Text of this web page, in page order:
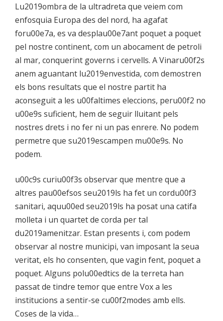
Lu2019ombra de la ultradreta que veiem com
enfosquia Europa des del nord, ha agafat
foru00e7a, es va desplau00e7ant poquet a poquet
pel nostre continent, com un abocament de petroli
al mar, conquerint governs i cervells. A Vinaru00f2s
anem aguantant lu2019envestida, com demostren
els bons resultats que el nostre partit ha
aconseguit a les u00faltimes eleccions, peru00f2 no
u00e9s suficient, hem de seguir lluitant pels
nostres drets i no fer ni un pas enrere. No podem
permetre que su2019escampen mu00e9s. No
podem.
u00c9s curiu00f3s observar que mentre que a
altres pau00efsos seu2019ls ha fet un cordu00f3
sanitari, aquu00ed seu2019ls ha posat una catifa
molleta i un quartet de corda per tal
du2019amenitzar. Estan presents i, com podem
observar al nostre municipi, van imposant la seua
veritat, els ho consenten, que vagin fent, poquet a
poquet. Alguns polu00edtics de la terreta han
passat de tindre temor que entre Vox a les
institucions a sentir-se cu00f2modes amb ells.
Coses de la vida…